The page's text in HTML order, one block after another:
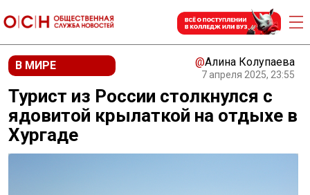
В МИРЕ @Алина Колупаева
7 апреля 2025, 23:55
Турист из России столкнулся с
ядовитой крылаткой на отдыхе в
Хургаде